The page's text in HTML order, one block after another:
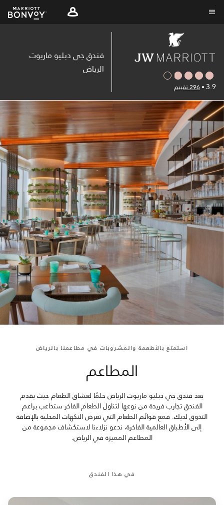
Skip
3.9
•296 تقييم
فندق جي دبليو ماريوت
الرياض
استمتع بالأطعمة والمشروبات في مطاعمنا بالرياض
المطاعم
يعد فندق جي دبليو ماريوت الرياض حلمًا لعشاق الطعام حيث يقدم
الفندق تجارب فريدة من نوعها لتناول الطعام الفاخر ستداعب براعم
التذوق لديك. فمع قوائم الطعام التي تعرض النكهات المحلية بالإضافة
إلى الأطباق العالمية الفاخرة، ندعو نزلاءنا لاستكشاف مجموعة من
المطاعم المميزة في الرياض.
في هذا الفندق